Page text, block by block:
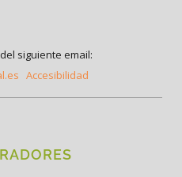
siguiente email:
Accesibilidad